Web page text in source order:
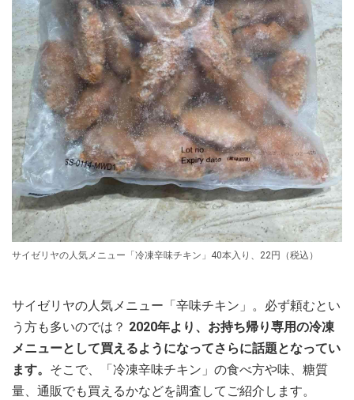
サイゼリヤの人気メニュー「冷凍辛味チキン」40本入り、22円（税込）
サイゼリヤの人気メニュー「辛味チキン」。必ず頼むとい
う方も多いのでは？ 2020年より、お持ち帰り専用の冷凍
メニューとして買えるようになってさらに話題となってい
ます。 そこで、「冷凍辛味チキン」の食べ方や味、糖質
量、通販でも買えるかなどを調査してご紹介します。